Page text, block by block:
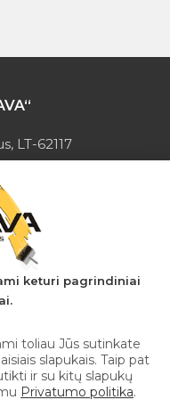
LT-62117
222keturi pagrindiniai
toliau Jūs sutinkate
slapukais. Taip pat
ir su kitų slapukų
Privatumo politika.